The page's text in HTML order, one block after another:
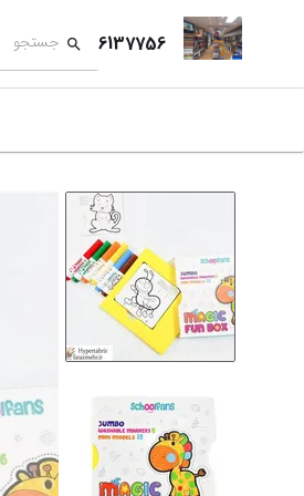
6137756